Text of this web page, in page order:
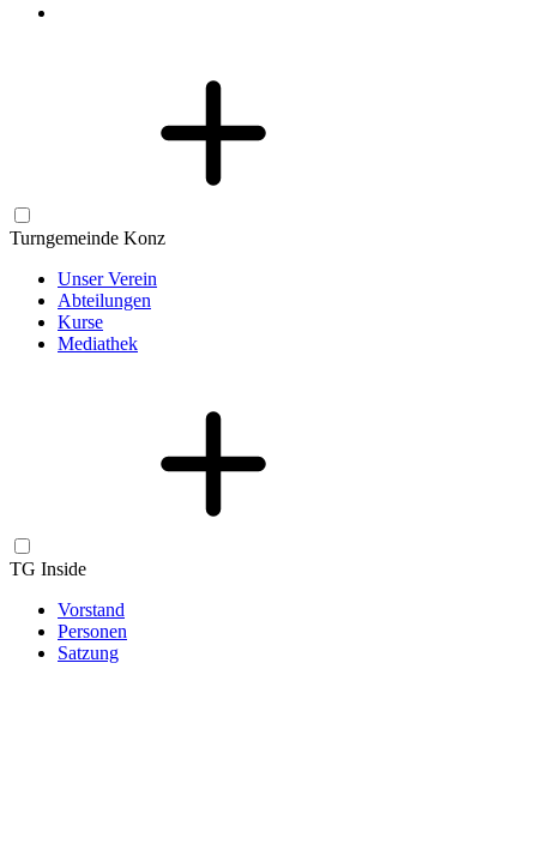
Turngemeinde Konz
Unser Verein
Abteilungen
Kurse
Mediathek
TG Inside
Vorstand
Personen
Satzung